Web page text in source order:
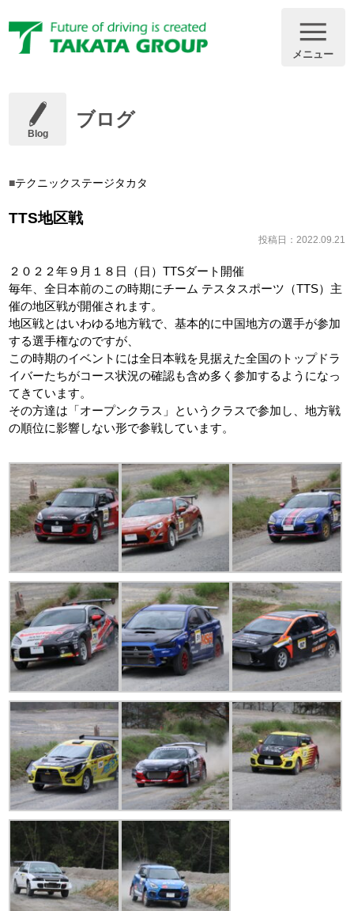
メニュー
Blog
ブログ
テクニックステージタカタ
TTS地区戦
投稿日：2022.09.21
２０２２年９月１８日（日）TTSダート開催
毎年、全日本前のこの時期にチーム テスタスポーツ（TTS）主
催の地区戦が開催されます。
地区戦とはいわゆる地方戦で、基本的に中国地方の選手が参加
する選手権なのですが、
この時期のイベントには全日本戦を見据えた全国のトップドラ
イバーたちがコース状況の確認も含め多く参加するようになっ
てきています。
その方達は「オープンクラス」というクラスで参加し、地方戦
の順位に影響しない形で参戦しています。